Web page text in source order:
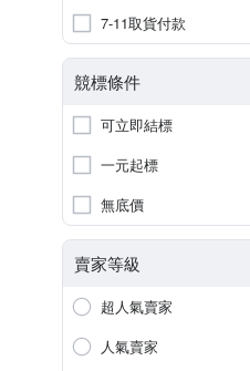
7-11取貨付款
競標條件
可立即結標
一元起標
無底價
賣家等級
超人氣賣家
人氣賣家